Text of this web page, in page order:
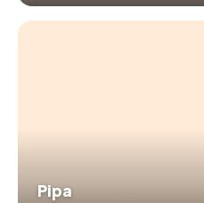
Nordeste brasileiro.
Pipa